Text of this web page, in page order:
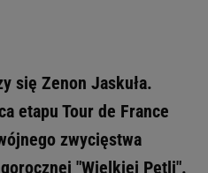
się Zenon Jaskuła.
etapu Tour de France
zwycięstwa
"Wielkiej Pętli".